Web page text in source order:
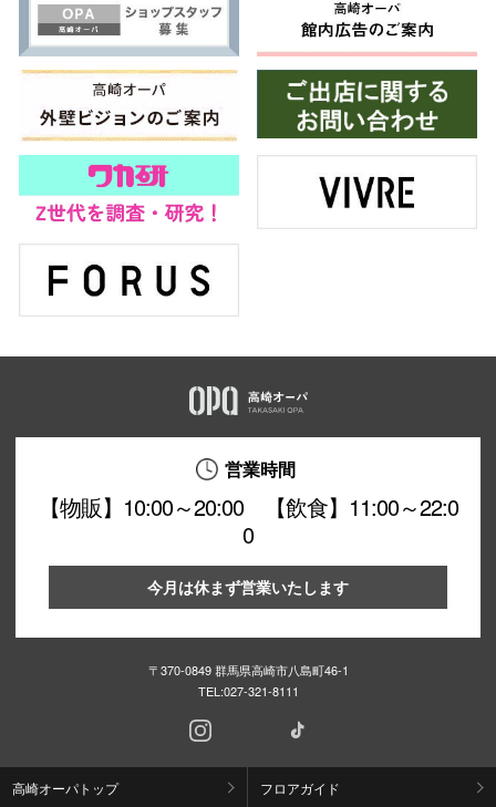
営業時間
【物販】10:00～20:00 【飲食】11:00～22:0
0
今月は休まず営業いたします
〒370-0849 群馬県高崎市八島町46-1
TEL:027-321-8111
高崎オーパトップ フロアガイド